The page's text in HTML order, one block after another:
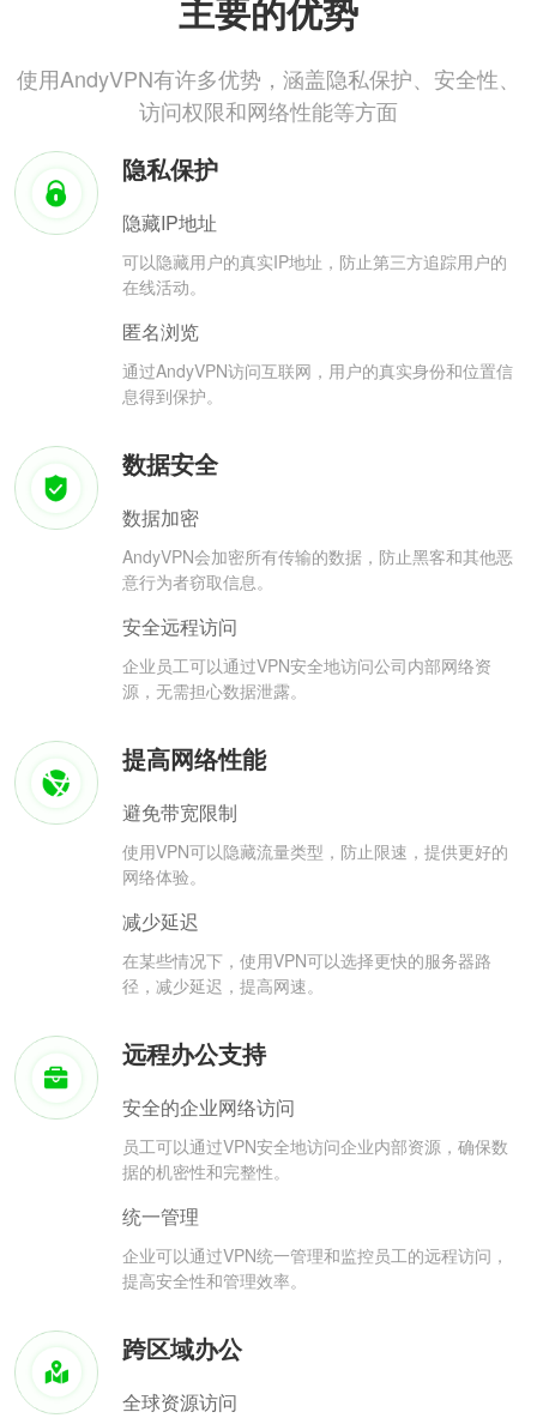
主要的优势
使用AndyVPN有许多优势，涵盖隐私保护、安全性、
访问权限和网络性能等方面
隐私保护
隐藏IP地址
可以隐藏用户的真实IP地址，防止第三方追踪用户的
在线活动。
匿名浏览
通过AndyVPN访问互联网，用户的真实身份和位置信
息得到保护。
数据安全
数据加密
AndyVPN会加密所有传输的数据，防止黑客和其他恶
意行为者窃取信息。
安全远程访问
企业员工可以通过VPN安全地访问公司内部网络资
源，无需担心数据泄露。
提高网络性能
避免带宽限制
使用VPN可以隐藏流量类型，防止限速，提供更好的
网络体验。
减少延迟
在某些情况下，使用VPN可以选择更快的服务器路
径，减少延迟，提高网速。
远程办公支持
安全的企业网络访问
员工可以通过VPN安全地访问企业内部资源，确保数
据的机密性和完整性。
统一管理
企业可以通过VPN统一管理和监控员工的远程访问，
提高安全性和管理效率。
跨区域办公
全球资源访问